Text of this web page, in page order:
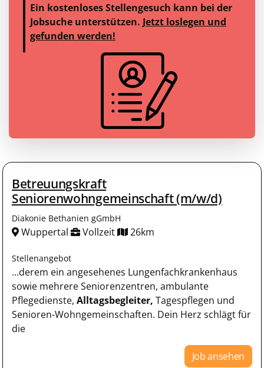
Ein kostenloses Stellengesuch kann bei der
Jobsuche unterstützen. Jetzt loslegen und
gefunden werden!
Betreuungskraft
Seniorenwohngemeinschaft (m/w/d)
Diakonie Bethanien gGmbH
Wuppertal Vollzeit 26km
Stellenangebot
...derem ein angesehenes Lungenfachkrankenhaus
sowie mehrere Seniorenzentren, ambulante
Pflegedienste, Alltagsbegleiter, Tagespflegen und
Senioren-Wohngemeinschaften. Dein Herz schlägt für
die
Job ansehen